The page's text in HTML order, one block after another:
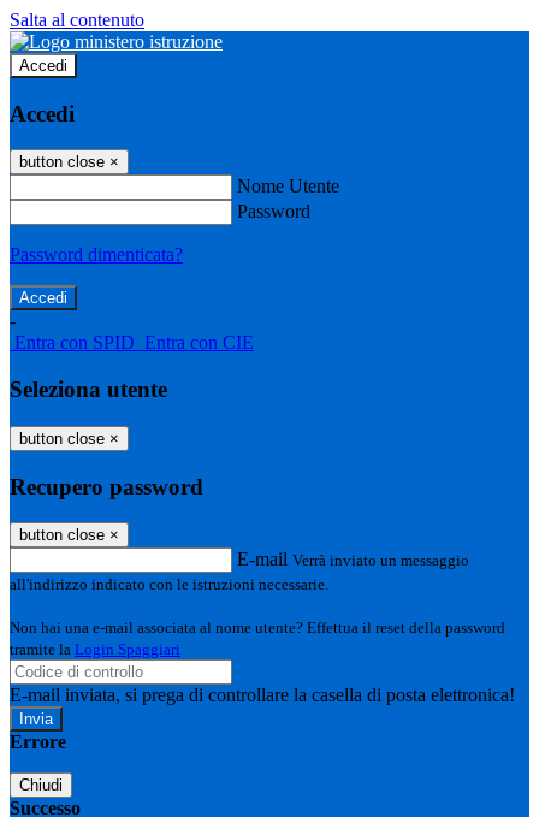
Salta al contenuto
Accedi
Accedi
button close ×
Nome Utente
Password
Password dimenticata?
-
Entra con SPID Entra con CIE
Seleziona utente
button close ×
Recupero password
button close ×
E-mail Verrà inviato un messaggio
all'indirizzo indicato con le istruzioni necessarie.
Non hai una e-mail associata al nome utente? Effettua il reset della password
tramite la Login Spaggiari
E-mail inviata, si prega di controllare la casella di posta elettronica!
Errore
Chiudi
Successo